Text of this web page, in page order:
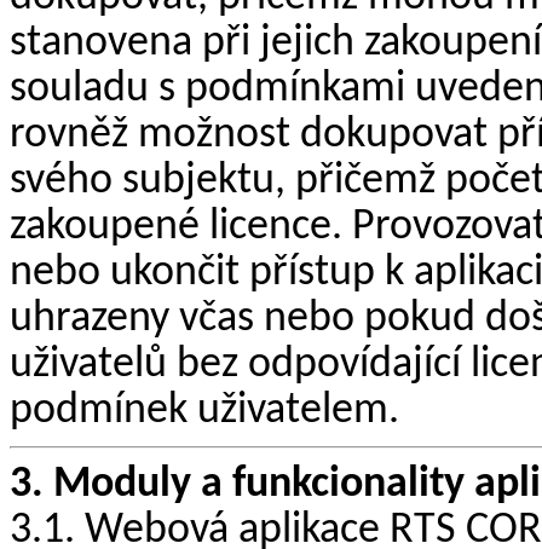
stanovena při jejich
souladu s podmínkami
rovněž možnost dokupovat
svého subjektu, přičemž
zakoupené licence.
nebo ukončit přístup k
uhrazeny včas nebo pokud
uživatelů bez odpovídající
podmínek uživatelem.
3. Moduly a funkcionality
3.1. Webová aplikace RTS